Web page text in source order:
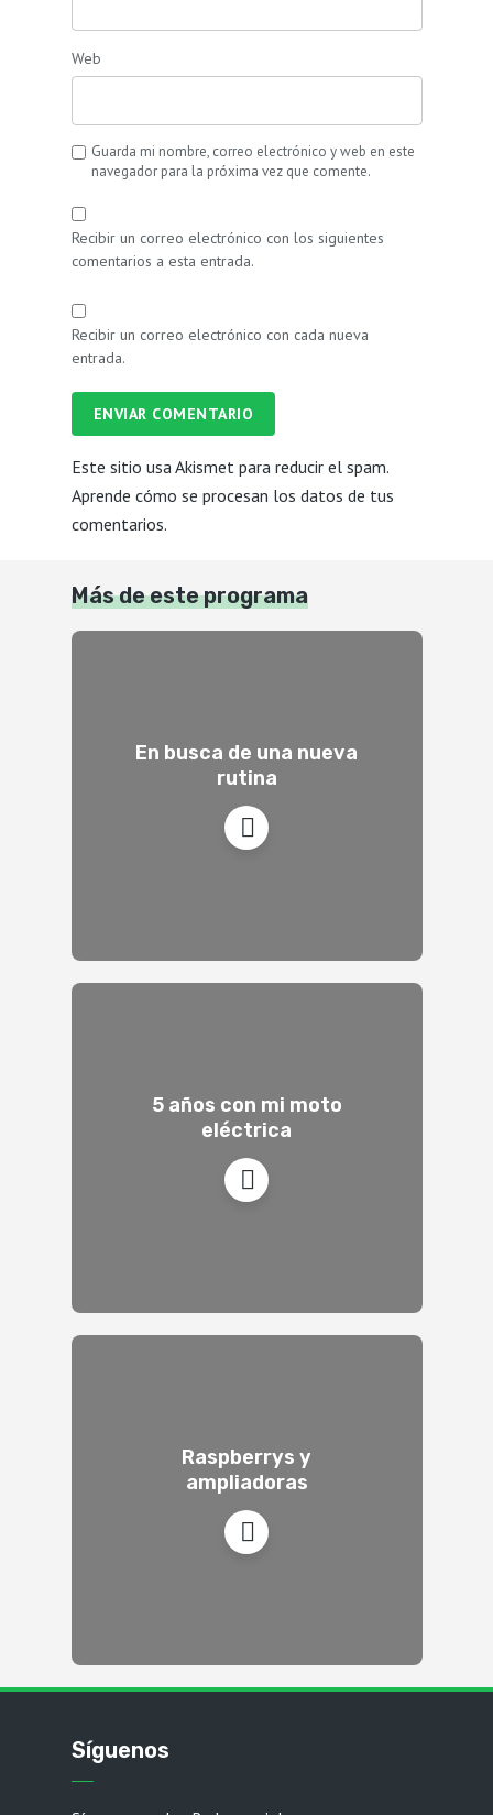
Web
Guarda mi nombre, correo electrónico y web en este
navegador para la próxima vez que comente.
Recibir un correo electrónico con los siguientes
comentarios a esta entrada.
Recibir un correo electrónico con cada nueva
entrada.
ENVIAR COMENTARIO
Este sitio usa Akismet para reducir el spam.
Aprende cómo se procesan los datos de tus
comentarios.
Más de este programa
En busca de una nueva
rutina
5 años con mi moto
eléctrica
Raspberrys y
ampliadoras
Síguenos